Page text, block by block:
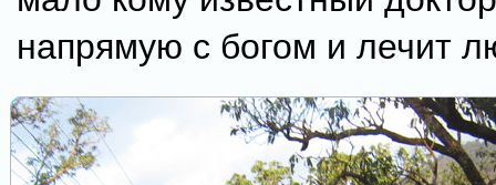
напрямую с богом и лечит